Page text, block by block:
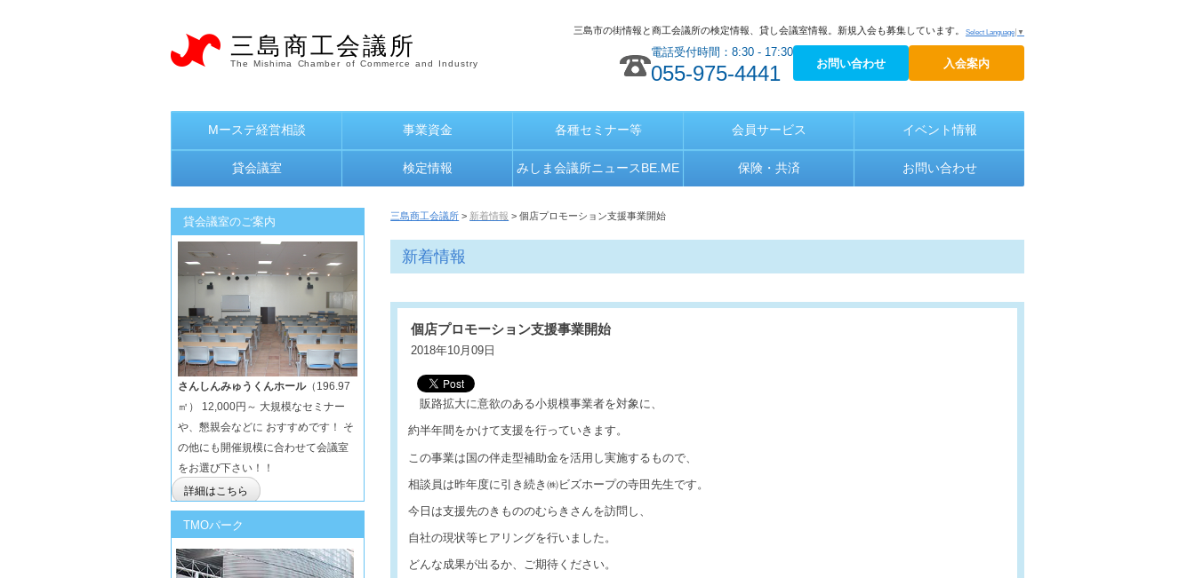
三島商工会議所
The Mishima Chamber of Commerce and Industry
Select Language ▼
三島市の街情報と商工会議所の検定情報、貸し会議室情報。新規入会も募集しています。
電話受付時間：8:30 - 17:30
055-975-4441 お問い合わせ 入会案内
Mーステ経営相談 事業資金 各種セミナー等 会員サービス イベント情報
貸会議室 検定情報 みしま会議所ニュースBE.ME 保険・共済 お問い合わせ
三島商工会議所 > 新着情報 > 個店プロモーション支援事業開始
新着情報
個店プロモーション支援事業開始
2018年10月09日
販路拡大に意欲のある小規模事業者を対象に、
約半年間をかけて支援を行っていきます。
この事業は国の伴走型補助金を活用し実施するもので、
相談員は昨年度に引き続き㈱ビズホープの寺田先生です。
今日は支援先のきもののむらきさんを訪問し、
自社の現状等ヒアリングを行いました。
どんな成果が出るか、ご期待ください。
貸会議室のご案内
さんしんみゅうくんホール（196.97
㎡） 12,000円～ 大規模なセミナー
や、懇親会などに おすすめです！ そ
の他にも開催規模に合わせて会議室
をお選び下さい！！
詳細はこちら
TMOパーク